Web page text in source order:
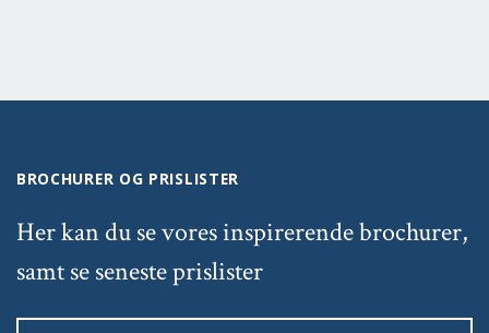
BROCHURER OG PRISLISTER
Her kan du se vores inspirerende brochurer,
samt se seneste prislister